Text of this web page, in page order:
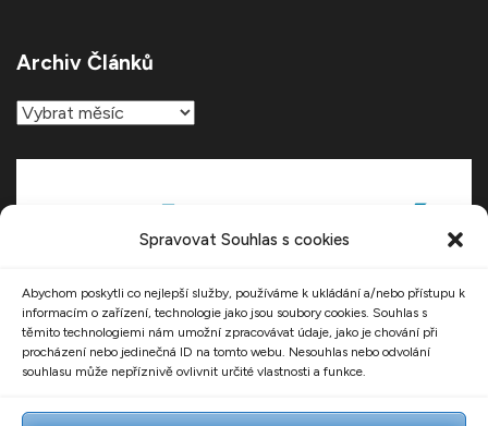
Spravovat Souhlas s cookies
Abychom poskytli co nejlepší služby, používáme k ukládání a/nebo přístupu k
informacím o zařízení, technologie jako jsou soubory cookies. Souhlas s
těmito technologiemi nám umožní zpracovávat údaje, jako je chování při
procházení nebo jedinečná ID na tomto webu. Nesouhlas nebo odvolání
souhlasu může nepříznivě ovlivnit určité vlastnosti a funkce.
Archiv Článků
Archiv